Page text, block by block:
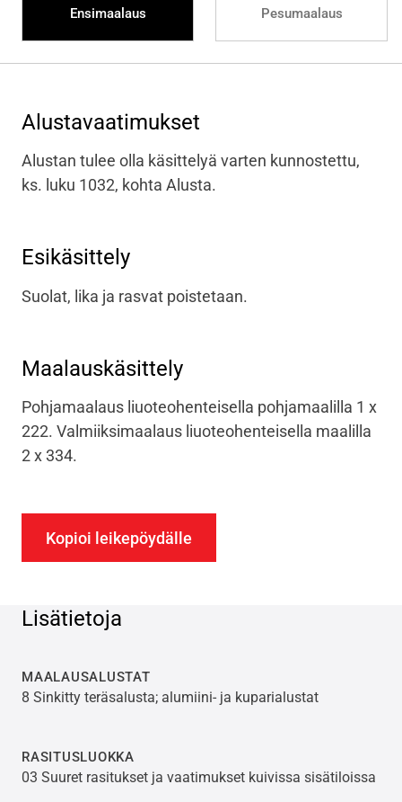
Ensimaalaus Pesumaalaus
Alustavaatimukset
Alustan tulee olla käsittelyä varten kunnostettu,
ks. luku 1032, kohta Alusta.
Esikäsittely
Suolat, lika ja rasvat poistetaan.
Maalauskäsittely
Pohjamaalaus liuoteohenteisella pohjamaalilla 1 x
222. Valmiiksimaalaus liuoteohenteisella maalilla
2 x 334.
Kopioi leikepöydälle
Lisätietoja
MAALAUSALUSTAT
8 Sinkitty teräsalusta; alumiini- ja kuparialustat
RASITUSLUOKKA
03 Suuret rasitukset ja vaatimukset kuivissa sisätiloissa